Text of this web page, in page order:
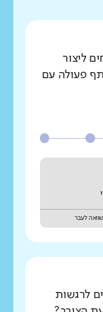
ליצור
פעולה עם
לעבר
לרגשות